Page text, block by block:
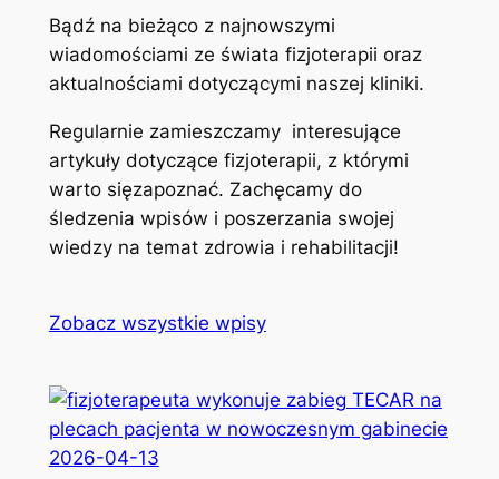
Bądź na bieżąco z najnowszymi
wiadomościami ze świata fizjoterapii oraz
aktualnościami dotyczącymi naszej kliniki.
Regularnie zamieszczamy interesujące
artykuły dotyczące fizjoterapii, z którymi
warto sięzapoznać. Zachęcamy do
śledzenia wpisów i poszerzania swojej
wiedzy na temat zdrowia i rehabilitacji!
Zobacz wszystkie wpisy
2026-04-13